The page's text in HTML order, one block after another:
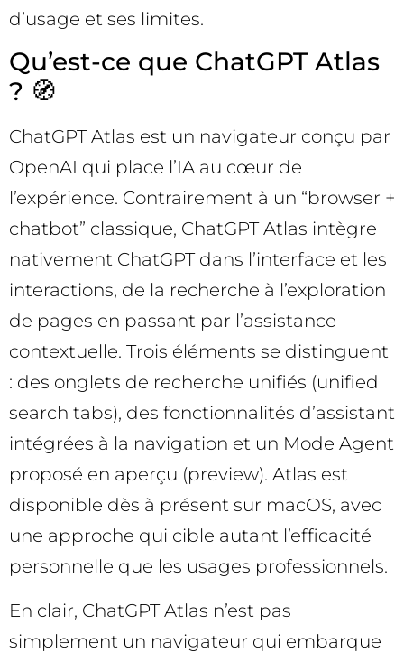
d’usage et ses limites.
Qu’est-ce que ChatGPT Atlas
? 🧭
ChatGPT Atlas est un navigateur conçu par
OpenAI qui place l’IA au cœur de
l’expérience. Contrairement à un “browser +
chatbot” classique, ChatGPT Atlas intègre
nativement ChatGPT dans l’interface et les
interactions, de la recherche à l’exploration
de pages en passant par l’assistance
contextuelle. Trois éléments se distinguent
: des onglets de recherche unifiés (unified
search tabs), des fonctionnalités d’assistant
intégrées à la navigation et un Mode Agent
proposé en aperçu (preview). Atlas est
disponible dès à présent sur macOS, avec
une approche qui cible autant l’efficacité
personnelle que les usages professionnels.
En clair, ChatGPT Atlas n’est pas
simplement un navigateur qui embarque